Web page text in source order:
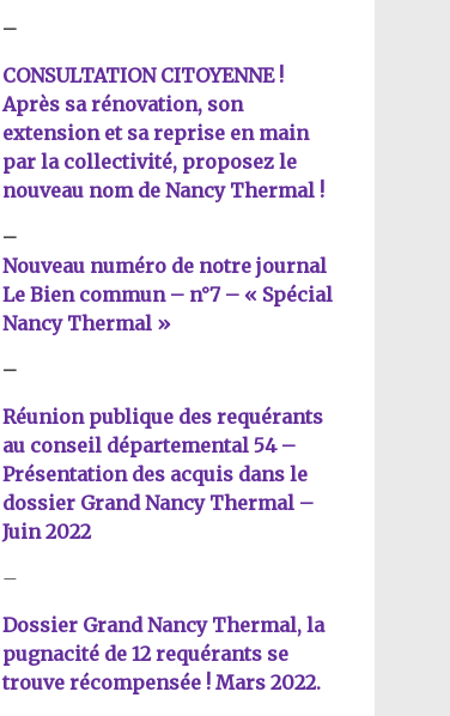
diminuer
volume.
augmenter
diminuer
le
volume.
–
CONSULTATION CITOYENNE !
Après sa rénovation, son
extension et sa reprise en main
par la collectivité, proposez le
nouveau nom de Nancy Thermal !
–
Nouveau numéro de notre journal
Le Bien commun – n°7 – « Spécial
Nancy Thermal »
–
Réunion publique des requérants
au conseil départemental 54 –
Présentation des acquis dans le
dossier Grand Nancy Thermal –
Juin 2022
–
Dossier Grand Nancy Thermal, la
pugnacité de 12 requérants se
trouve récompensée ! Mars 2022.